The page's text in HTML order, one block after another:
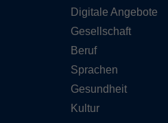
Digitale Angebote
Gesellschaft
Beruf
Sprachen
Gesundheit
Kultur